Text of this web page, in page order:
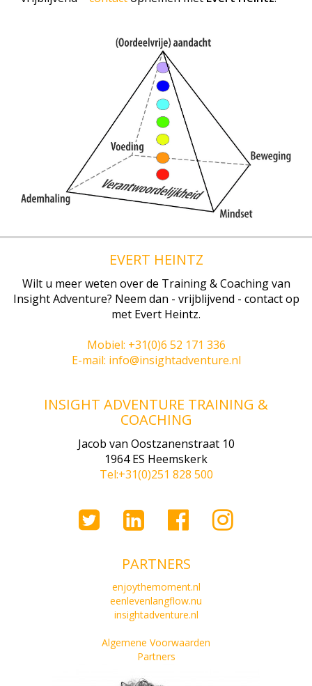
EVERT HEINTZ
Wilt u meer weten over de Training & Coaching van
Insight Adventure? Neem dan - vrijblijvend - contact op
met Evert Heintz.
Mobiel: +31(0)6 52 171 336
E-mail: info@insightadventure.nl
INSIGHT ADVENTURE TRAINING &
COACHING
Jacob van Oostzanenstraat 10
1964 ES Heemskerk
Tel:+31(0)251 828 500
PARTNERS
enjoythemoment.nl
eenlevenlangflow.nu
insightadventure.nl
Algemene Voorwaarden
Partners